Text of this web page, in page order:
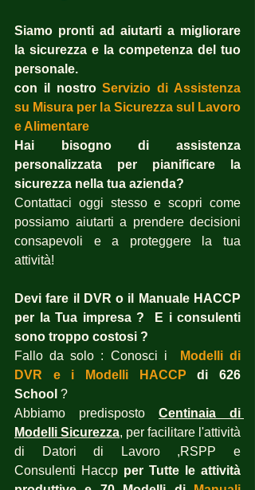
Siamo pronti ad aiutarti a migliorare
la sicurezza e la competenza del tuo
personale.
con il nostro Servizio di Assistenza
su Misura per la Sicurezza sul Lavoro
e Alimentare
Hai bisogno di assistenza
personalizzata per pianificare la
sicurezza nella tua azienda?
Contattaci oggi stesso e scopri come
possiamo aiutarti a prendere decisioni
consapevoli e a proteggere la tua
attività!
Devi fare il DVR o il Manuale HACCP
per la Tua impresa ?  E i consulenti
sono troppo costosi ?
Fallo da solo : Conosci i
Modelli di
DVR e i Modelli HACCP di 626
School ?
Abbiamo predisposto Centinaia di
Modelli Sicurezza, per facilitare l'attività
di Datori di Lavoro ,RSPP e
Consulenti Haccp per Tutte le attività